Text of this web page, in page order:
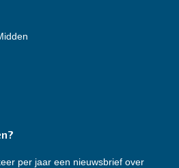
per jaar een nieuwsbrief over